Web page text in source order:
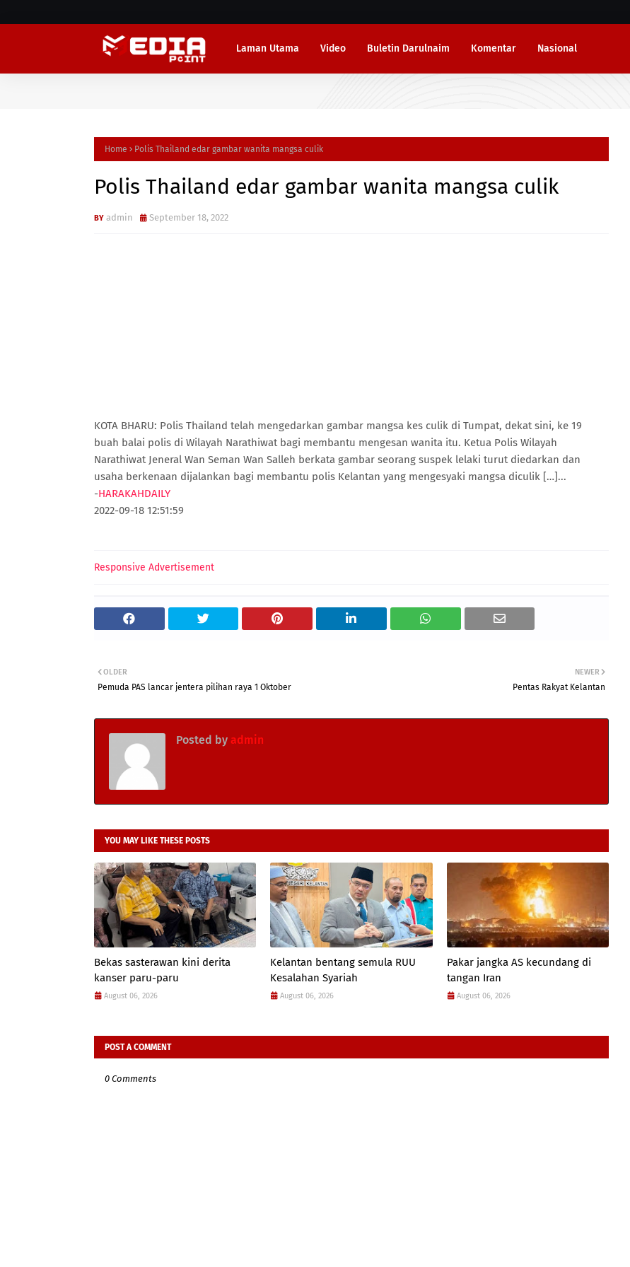
Laman Utama Video Buletin Darulnaim Komentar Nasional
Home Polis Thailand edar gambar wanita mangsa culik
Polis Thailand edar gambar wanita mangsa culik
admin September 18, 2022
KOTA BHARU: Polis Thailand telah mengedarkan gambar mangsa kes culik di Tumpat, dekat sini, ke 19
buah balai polis di Wilayah Narathiwat bagi membantu mengesan wanita itu. Ketua Polis Wilayah
Narathiwat Jeneral Wan Seman Wan Salleh berkata gambar seorang suspek lelaki turut diedarkan dan
usaha berkenaan dijalankan bagi membantu polis Kelantan yang mengesyaki mangsa diculik […]...
-HARAKAHDAILY
2022-09-18 12:51:59
Responsive Advertisement
NEWER
Pentas Rakyat Kelantan
OLDER
Pemuda PAS lancar jentera pilihan raya 1 Oktober
Posted by admin
YOU MAY LIKE THESE POSTS
Bekas sasterawan kini derita
kanser paru-paru
August 06, 2026
Kelantan bentang semula RUU
Kesalahan Syariah
August 06, 2026
Pakar jangka AS kecundang di
tangan Iran
August 06, 2026
POST A COMMENT
0 Comments